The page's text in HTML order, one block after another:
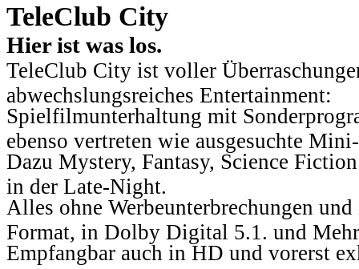
TeleClub City
Hier ist was los.
TeleClub City ist voller
abwechslungsreiches Entertainment:
Spielfilmunterhaltung mit
ebenso vertreten wie ausgesuchte
Dazu Mystery, Fantasy, Science
in der Late-Night.
Alles ohne Werbeunterbrechungen
Format, in Dolby Digital 5.1. und
Empfangbar auch in HD und vorerst